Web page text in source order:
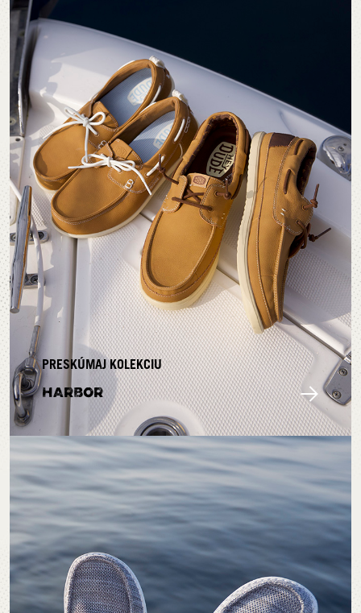
PRESKÚMAJ KOLEKCIU
HARBOR